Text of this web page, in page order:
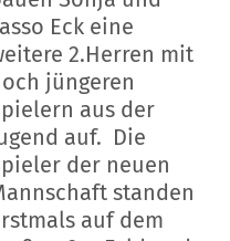
Eck eine
2.Herren mit
jüngeren
aus der
auf. Die
der neuen
standen
auf dem